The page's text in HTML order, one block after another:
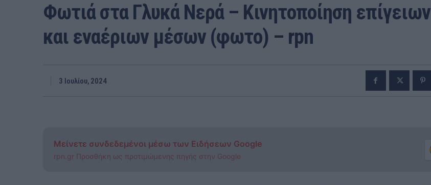
Φωτιά στα Γλυκά Νερά – Κινητοποίηση επίγειων
και εναέριων μέσων (φωτο) – rpn
3 Ιουλίου, 2024
Μείνετε συνδεδεμένοι μέσω των Ειδήσεων Google
rpn.gr Προσθήκη ως προτιμώμενης πηγής στην Google